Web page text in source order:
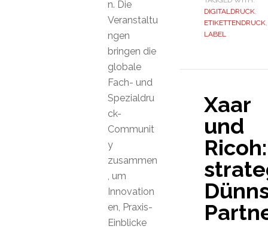
DIGITALDRUCK,
ETIKETTENDRUCK,
LABEL
Xaar
und
Ricoh:
n. Die
Veranstaltu
ngen
bringen die
globale
Fach- und
Spezialdru
ck-
Communit
y
zusammen
, um
Innovation
en, Praxis-
Einblicke